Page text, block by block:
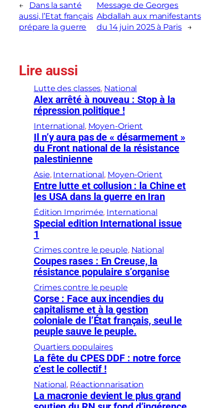
←
Dans la santé
aussi, l’Etat français
prépare la guerre
Message de Georges
Abdallah aux manifestants
du 14 juin 2025 à Paris
→
Lire aussi
Lutte des classes, National
Alex arrêté à nouveau : Stop à la
répression politique !
International , Moyen-Orient
Il n’y aura pas de « désarmement »
du Front national de la résistance
palestinienne
Asie, International , Moyen-Orient
Entre lutte et collusion : la Chine et
les USA dans la guerre en Iran
Édition Imprimée, International
Special edition International issue
1
Crimes contre le peuple, National
Coupes rases : En Creuse, la
résistance populaire s’organise
Crimes contre le peuple
Corse : Face aux incendies du
capitalisme et à la gestion
coloniale de l’État français, seul le
peuple sauve le peuple.
Quartiers populaires
La fête du CPES DDF : notre force
c’est le collectif !
National , Réactionnarisation
La macronie devient le plus grand